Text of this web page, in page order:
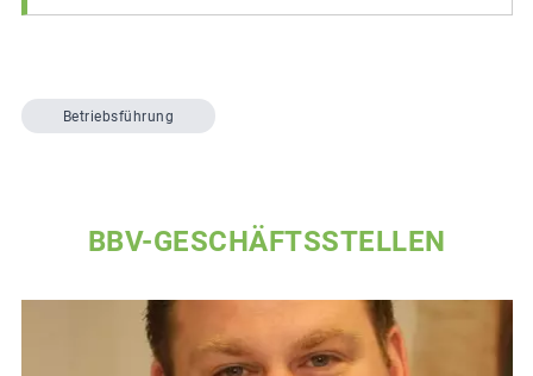
Betriebsführung
BBV-GESCHÄFTSSTELLEN